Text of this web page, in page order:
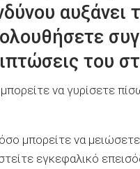
αυξάνει
του
να γυρίσετε
μπορείτε να
εγκεφαλικό